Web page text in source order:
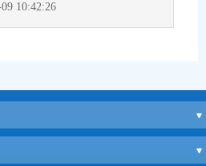
10:42:26